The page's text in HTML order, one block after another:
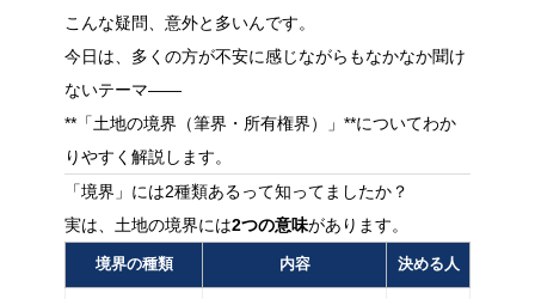
こんな疑問、意外と多いんです。
今日は、多くの方が不安に感じながらもなかなか聞け
ないテーマ――
**「土地の境界（筆界・所有権界）」**についてわか
りやすく解説します。
「境界」には2種類あるって知ってましたか？
実は、土地の境界には2つの意味があります。
境界の種類 内容 決める人